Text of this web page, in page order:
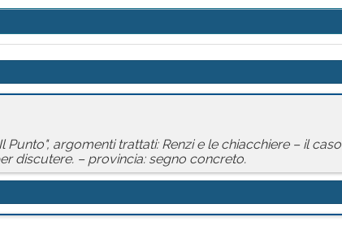
argomenti trattati: Renzi e le chiacchiere – il caso
discutere. – provincia: segno concreto.